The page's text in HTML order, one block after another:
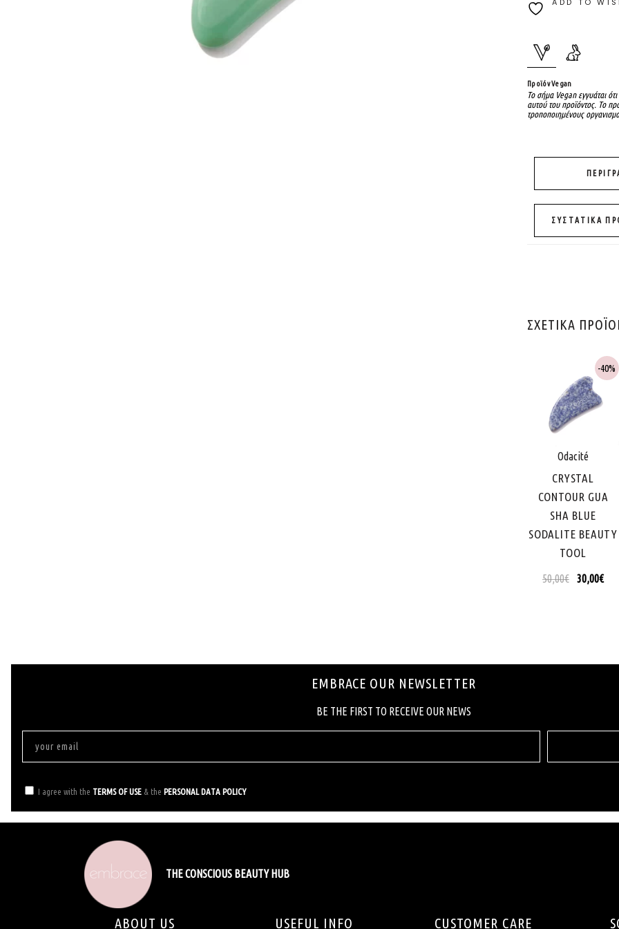
Προϊόν Vegan
Το σήμα Vegan εγγυάται
αυτού του προϊόντος. Το
τροποποιημένους
ΣΥΣΤΑΤΙΚΑ
ΣΧΕΤΙΚΑ
40%
ADD
WISHLIST
CRYSTAL
CONTOUR GUA
SHA BLUE
SODALITE BEAUTY
TOOL
50,00€ 30,00€
Odacité
EMBRACE OUR NEWSLETTER
ΒΕ ΤΗΕ FIRST ΤΟ RECEIVE OUR NEWS
I agree with the TERMS OF USE & the PERSONAL DATA POLICY
THE CONSCIOUS BEAUTY HUB
ABOUT US USEFUL INFO CUSTOMER CARE